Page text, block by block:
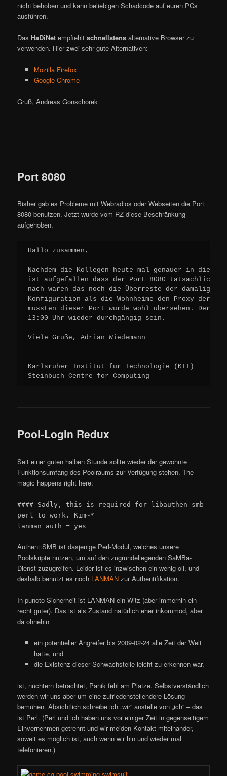
nicht behoben und kann beliebigen Schadcode auf euren PCs
ausführen.
Das HaDiNet empfiehltschnellstens alternative Browser zu
verwenden. Hier zwei sehr gute Alternativen:
Mozilla Firefox
Google Chrome
Gruß, Andreas Gonschorek
Port 8080
Bisher gab es Probleme mit Webradios oder Webseiten die Port
8080 benutzen. Jetzt wurde vom RZ diese Beschränkung
aufgehoben.
Hallo zusammen,
Nachdem die Kollegen heute mal genauer in die
ist aufgefallen dass der Port 8080 tatsächlich
nach waren das noch die Überreste der
Konfiguration als die Wohnheime den Proxy der
mussten dieser Port wurde wohl übersehen.
13:00 Uhr wieder durchgängig sein.
Viele Grüße, Adrian Wiedemann
--
Karlsruher Institut für Technologie (KIT)
Steinbuch Centre for Computing
Pool-Login Redux
Seit einer guten halben Stunde sollte wieder der gewohnte
Funktionsumfang des Poolraums zur Verfügung stehen. The
magic happens right here:
#### Sadly, this is required for libauthen-smb-
perl to work. Kim~*
lanman auth = yes
Authen::SMB ist dasjenige Perl-Modul, welches unsere
Poolskripte nutzen, um auf den zugrundeliegenden SaMBa-
Dienst zuzugreifen. Leider ist es inzwischen ein wenig oll, und
deshalb benutzt es noch LANMAN zur Authentifikation.
In puncto Sicherheit ist LANMAN ein Witz (aber immerhin ein
recht guter). Das ist als Zustand natürlich eher inkommod, aber
da ohnehin
ein potentieller Angreifer bis 2009-02-24 alle Zeit der Welt
hatte, und
die Existenz dieser Schwachstelle leicht zu erkennen war,
ist, nüchtern betrachtet, Panik fehl am Platze. Selbstverständlich
werden wir uns aber um eine zufriedenstellendere Lösung
bemühen. Absichtlich schreibe ich „wir“ anstelle von „ich“ – das
ist Perl. (Perl und ich haben uns vor einiger Zeit in gegenseitigem
Einvernehmen getrennt und wir meiden Kontakt miteinander,
soweit es möglich ist, auch wenn wir hin und wieder mal
telefonieren.)